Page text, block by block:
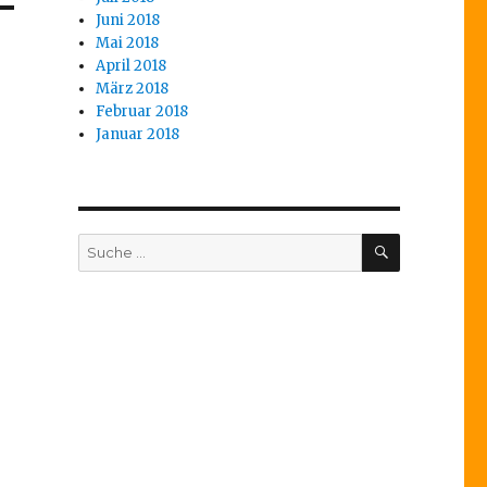
Juni 2018
Mai 2018
April 2018
März 2018
Februar 2018
Januar 2018
Suche
nach:
SUCHEN